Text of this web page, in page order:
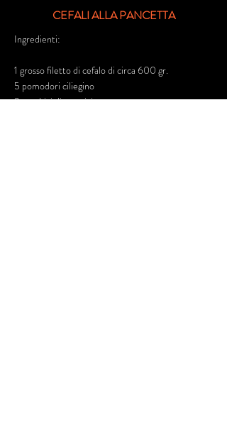
CEFALI ALLA PANCETTA
Ingredienti:
1 grosso filetto di cefalo di circa 600 gr.
5 pomodori ciliegino
2 cucchiai di parmigiano